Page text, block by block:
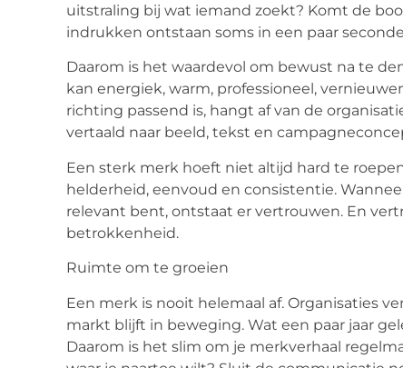
uitstraling bij wat iemand zoekt? Komt de
indrukken ontstaan soms in een paar
Daarom is het waardevol om bewust na te
kan energiek, warm, professioneel,
richting passend is, hangt af van de
vertaald naar beeld, tekst en
Een sterk merk hoeft niet altijd hard te
helderheid, eenvoud en consistentie.
relevant bent, ontstaat er vertrouwen. En
betrokkenheid.
Ruimte om te groeien
Een merk is nooit helemaal af. Organisaties
markt blijft in beweging. Wat een paar jaar
Daarom is het slim om je merkverhaal